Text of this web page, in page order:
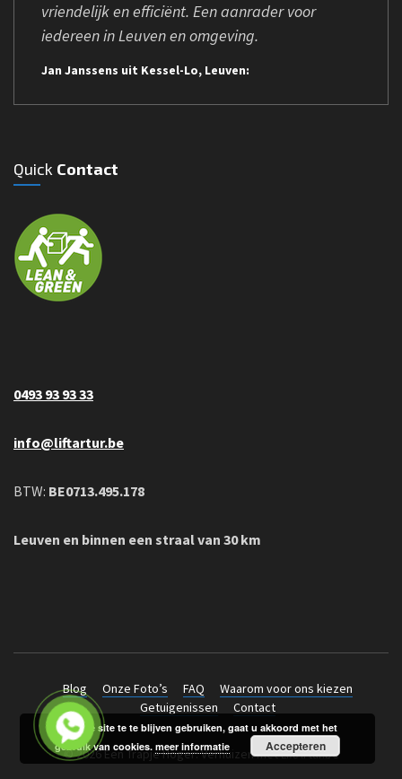
vriendelijk en efficiënt. Een aanrader voor
iedereen in Leuven en omgeving.
Jan Janssens uit Kessel-Lo, Leuven:
Quick Contact
0493 93 93 33
info@liftartur.be
BTW: BE0713.495.178
Leuven en binnen een straal van 30 km
Blog Onze Foto’s FAQ
Waarom voor ons kiezen
Getuigenissen
Contact
© 2026 Een Trapje Hoger: Verhuizen met LiftArtur.be
Door de site te te blijven gebruiken, gaat u akkoord met het
gebruik van cookies.meer informatie Accepteren